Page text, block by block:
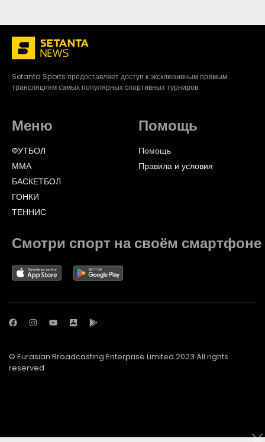
Setanta Sports предоставляет доступ к эксклюзивным прямым
трансляциям самых популярных спортивных турниров.
Меню
ФУТБОЛ
ММА
БАСКЕТБОЛ
ГОНКИ
ТЕННИС
Помощь
Помощь
Правила и условия
Смотри спорт на своём смартфоне
© Eurasian Broadcasting Enterprise Limited 2023 All rights
reserved